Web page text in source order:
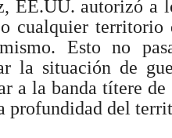
EE.UU. autorizó a
cualquier territorio
Esto no
la situación de
a la banda títere
profundidad del